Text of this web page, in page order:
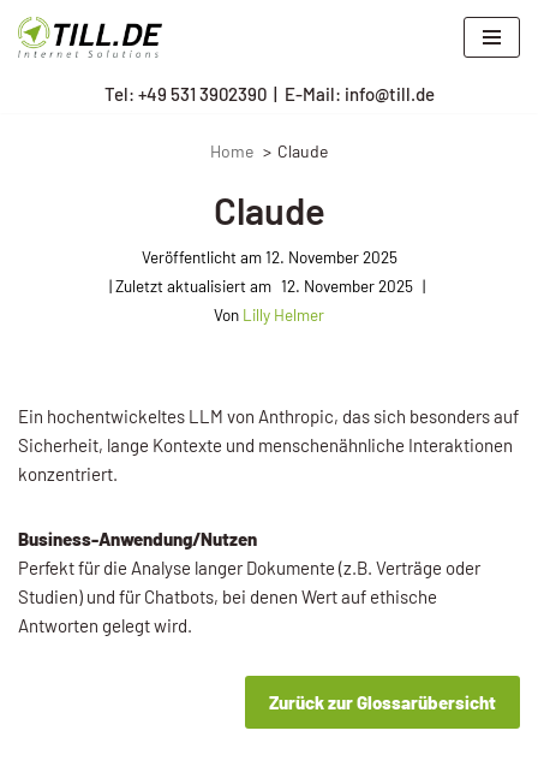
Zum
Tel: +49 531 3902390| E-Mail: info@till.de
Home Claude
Claude
Veröffentlicht am12. November 2025
12. November 2025
Von Lilly Helmer
Ein hochentwickeltes LLM von Anthropic, das sich besonders auf
Sicherheit, lange Kontexte und menschenähnliche Interaktionen
konzentriert.
Business-Anwendung/Nutzen
Perfekt für die Analyse langer Dokumente (z.B. Verträge oder
Studien) und für Chatbots, bei denen Wert auf ethische
Antworten gelegt wird.
Zurück zur Glossarübersicht